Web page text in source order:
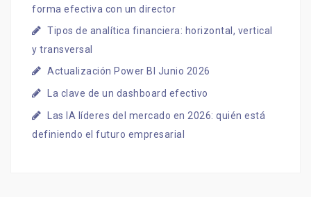
forma efectiva con un director
Tipos de analítica financiera: horizontal, vertical
y transversal
Actualización Power BI Junio 2026
La clave de un dashboard efectivo
Las IA líderes del mercado en 2026: quién está
definiendo el futuro empresarial